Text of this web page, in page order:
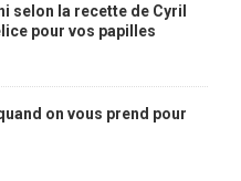
selon la recette de Cyril
pour vos papilles
on vous prend pour